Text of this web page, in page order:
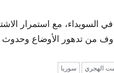
مع استمرار
من تدهور الأوضاع
الهجري سوريا